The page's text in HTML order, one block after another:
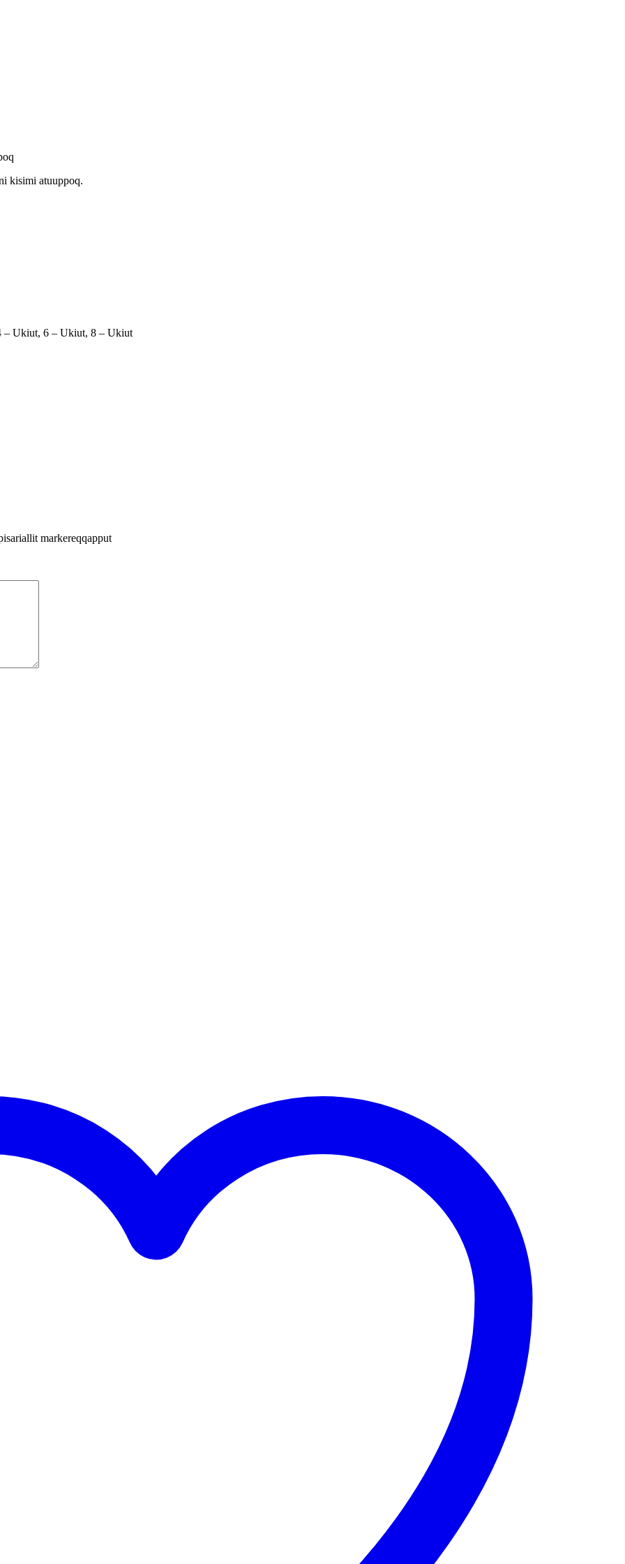
kisimi atuuppoq.
– Ukiut, 6 – Ukiut, 8 – Ukiut
markereqqapput